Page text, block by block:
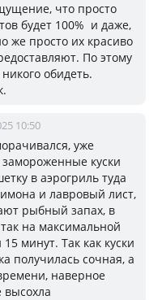
что просто
будет 100% и даже,
же просто их красиво
По этому
обидеть.
10:50
уже
куски
в аэрогриль туда
и лавровый лист,
рыбный запах, в
на максимальной
минут. Так как куски
получилась сочная, а
наверное